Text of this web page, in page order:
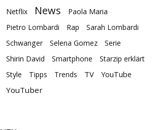
Netflix
News
Paola Maria
Pietro Lombardi
Rap
Sarah Lombardi
Schwanger
Selena Gomez
Serie
Shirin David
Smartphone
Starzip erklärt
Style
Tipps Trends TV YouTube
YouTuber